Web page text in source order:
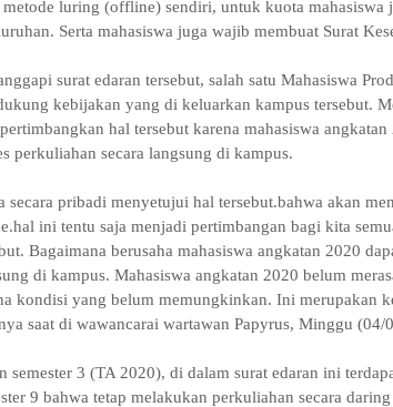
metode luring (offline) sendiri, untuk kuota mahasiswa
Serta mahasiswa juga wajib membuat Surat
surat edaran tersebut, salah satu Mahasiswa
kebijakan yang di keluarkan kampus tersebut.
hal tersebut karena mahasiswa
perkuliahan secara langsung di kampus.
secara pribadi menyetujui hal tersebut.bahwa akan
ini tentu saja menjadi pertimbangan bagi kita
Bagaimana berusaha mahasiswa angkatan 2020
di kampus. Mahasiswa angkatan 2020 belum
kondisi yang belum memungkinkan. Ini merupakan
saat di wawancarai wartawan Papyrus, Minggu (04/
semester 3 (TA 2020), di dalam surat edaran ini
9 bahwa tetap melakukan perkuliahan secara